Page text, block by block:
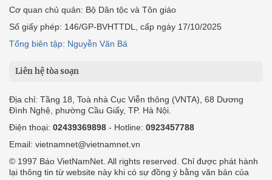
Cơ quan chủ quản: Bộ Dân tộc và Tôn giáo
Số giấy phép: 146/GP-BVHTTDL, cấp ngày 17/10/2025
Tổng biên tập: Nguyễn Văn Bá
Liên hệ tòa soạn
Địa chỉ: Tầng 18, Toà nhà Cục Viễn thông (VNTA), 68 Dương
Đình Nghệ, phường Cầu Giấy, TP. Hà Nội.
Điện thoại: 02439369898 - Hotline: 0923457788
Email: vietnamnet@vietnamnet.vn
© 1997 Báo VietNamNet. All rights reserved. Chỉ được phát hành
lại thông tin từ website này khi có sự đồng ý bằng văn bản của